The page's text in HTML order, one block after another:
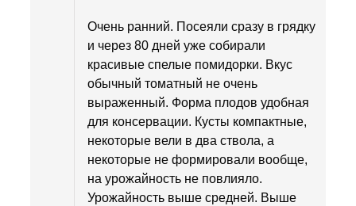
Очень ранний. Посеяли сразу в грядку
и через 80 дней уже собирали
красивые спелые помидорки. Вкус
обычный томатный не очень
выраженный. Форма плодов удобная
для консервации. Кусты компактные,
некоторые вели в два ствола, а
некоторые не формировали вообще,
на урожайность не повлияло.
Урожайность выше средней. Выше